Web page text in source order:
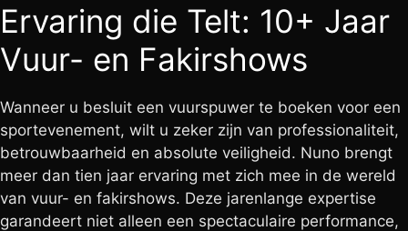
Ervaring die Telt: 10+ Jaar
Vuur- en Fakirshows
Wanneer u besluit een vuurspuwer te boeken voor een
sportevenement, wilt u zeker zijn van professionaliteit,
betrouwbaarheid en absolute veiligheid. Nuno brengt
meer dan tien jaar ervaring met zich mee in de wereld
van vuur- en fakirshows. Deze jarenlange expertise
garandeert niet alleen een spectaculaire performance,